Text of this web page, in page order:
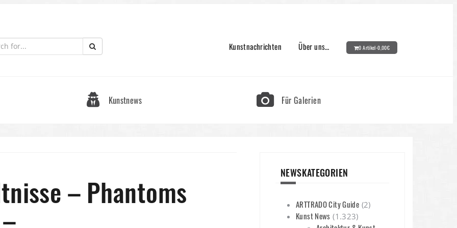
Kunstnachrichten Über uns… 0 Artikel-0,00€
Kunstnews Für Galerien
– Phantoms NEWSKATEGORIEN
ARTTRADO City Guide (2)
Kunst News (1.323)